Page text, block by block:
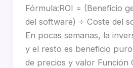
Fórmula:ROI = (Beneficio
del software) ÷ Coste del
En pocas semanas, la
y el resto es beneficio
de precios y valor Función